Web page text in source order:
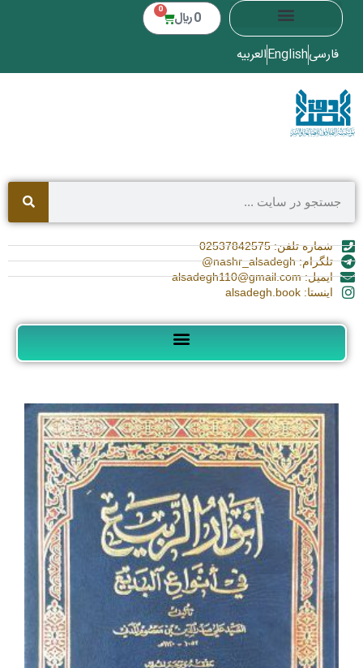
0 ﷼ 0
فارسیEnglishالعربیه
شماره تلفن: 02537842575
تلگرام: nashr_alsadegh@
ایمیل: alsadegh110@gmail.com
اینستا: alsadegh.book